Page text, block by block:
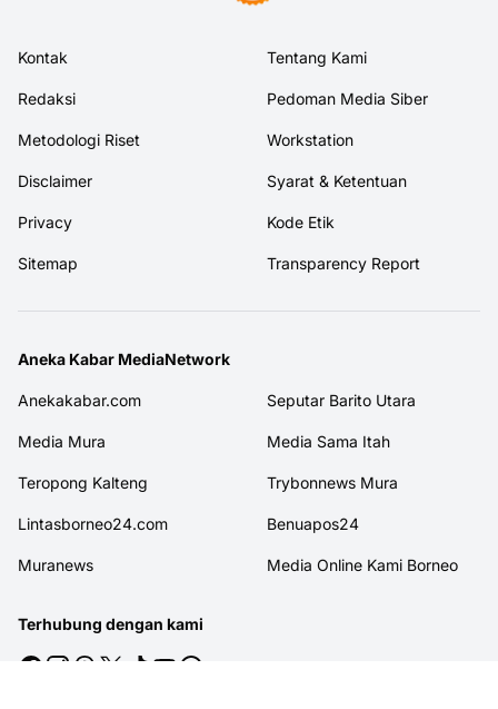
Kontak Tentang Kami
Redaksi Pedoman Media Siber
Metodologi Riset Workstation
Disclaimer Syarat & Ketentuan
Privacy Kode Etik
Sitemap Transparency Report
Aneka Kabar MediaNetwork
Anekakabar.com Seputar Barito Utara
Media Mura Media Sama Itah
Teropong Kalteng Trybonnews Mura
Lintasborneo24.com Benuapos24
Muranews Media Online Kami Borneo
Terhubung dengan kami